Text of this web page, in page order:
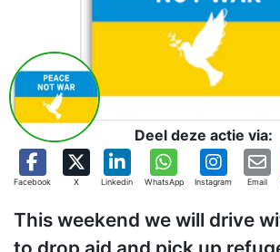
Deel deze actie via:
Facebook X Linkedin WhatsApp Instagram Email
This weekend we will drive